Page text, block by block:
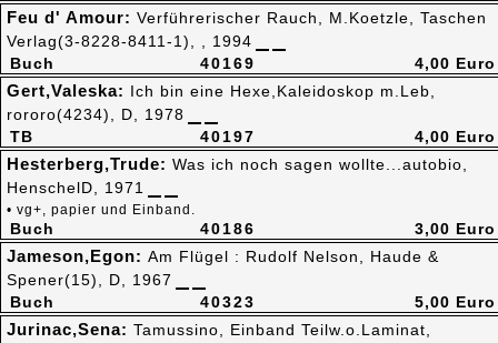
40169
Buch
Feu d' Amour: Verführerischer Rauch, M.Koetzle, Taschen
Verlag(3-8228-8411-1), , 1994
4,00 Euro
40197
TB
Gert,Valeska: Ich bin eine Hexe,Kaleidoskop m.Leb,
rororo(4234), D, 1978
4,00 Euro
40186
Buch
Hesterberg,Trude: Was ich noch sagen wollte...autobio,
HenschelD, 1971
• vg+, papier und Einband.
3,00 Euro
40323
Buch
Jameson,Egon: Am Flügel : Rudolf Nelson, Haude &
Spener(15), D, 1967
5,00 Euro
Jurinac,Sena: Tamussino, Einband Teilw.o.Laminat,